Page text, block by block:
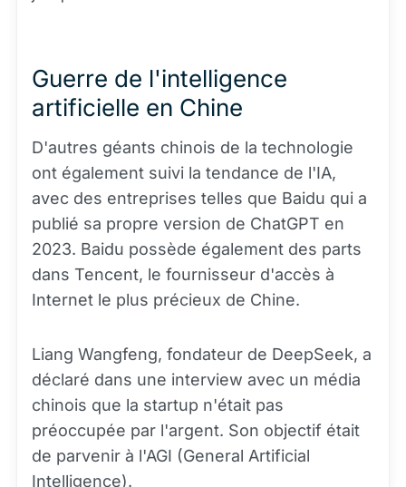
Guerre de l'intelligence
artificielle en Chine
D'autres géants chinois de la technologie
ont également suivi la tendance de l'IA,
avec des entreprises telles que Baidu qui a
publié sa propre version de ChatGPT en
2023. Baidu possède également des parts
dans Tencent, le fournisseur d'accès à
Internet le plus précieux de Chine.
Liang Wangfeng, fondateur de DeepSeek, a
déclaré dans une interview avec un média
chinois que la startup n'était pas
préoccupée par l'argent. Son objectif était
de parvenir à l'AGI (General Artificial
Intelligence).